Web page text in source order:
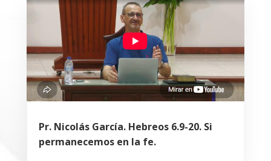
Pr. Nicolás García. Hebreos 6.9-20. Si
permanecemos en la fe.